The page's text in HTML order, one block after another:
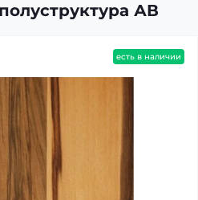
АВ
есть в наличии